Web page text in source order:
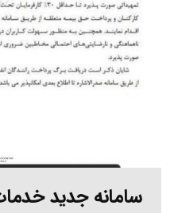
سامانه جدید